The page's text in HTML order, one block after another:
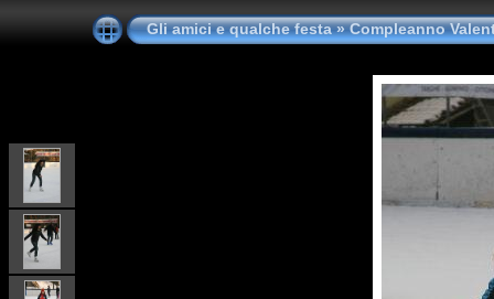
Gli amici e qualche festa»Compleanno